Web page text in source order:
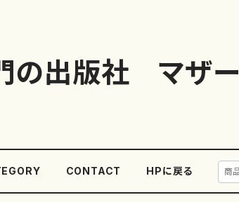
の出版社 マザ
CONTACT HPに戻る